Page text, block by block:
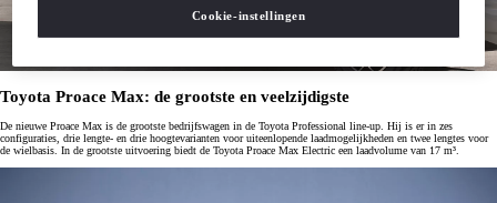
Toyota Proace Max: de grootste en veelzijdigste
De nieuwe Proace Max is de grootste bedrijfswagen in de Toyota Professional line-up. Hij is er in zes
configuraties, drie lengte- en drie hoogtevarianten voor uiteenlopende laadmogelijkheden en twee lengtes voor
de wielbasis. In de grootste uitvoering biedt de Toyota Proace Max Electric een laadvolume van 17 m³.
Cookie-instellingen